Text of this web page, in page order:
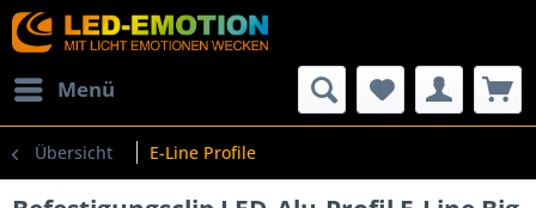
Menü
Übersicht E-Line Profile